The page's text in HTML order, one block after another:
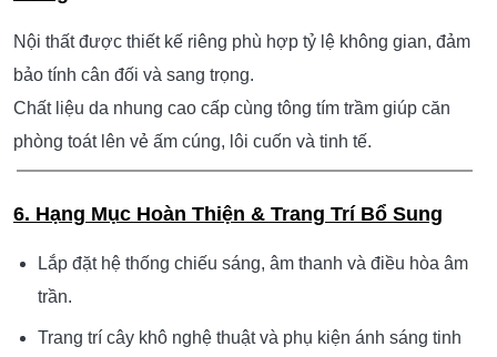
vừa bền vừa tinh tế trong từng chi tiết.
4. Thi Công Sàn Gạch Đen Bóng & Vách Kính
Hiện Đại
Sàn sử dụng gạch bóng kiếng cao cấp giúp phản chiếu
ánh sáng, tạo cảm giác không gian rộng mở và cao cấp.
Vách ngăn bằng kính trong suốt vừa mang tính thẩm mỹ